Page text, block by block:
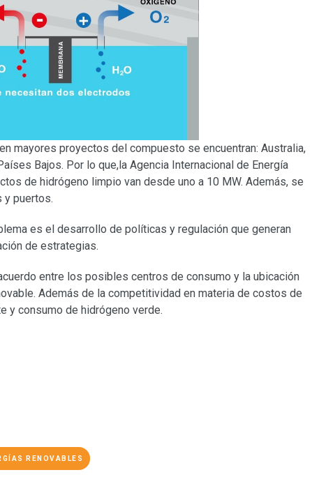
mayores proyectos del compuesto se encuentran: Australia,
Bajos. Por lo que,la Agencia Internacional de Energía
de hidrógeno limpio van desde uno a 10 MW. Además, se
y puertos.
es el desarrollo de políticas y regulación que generan
de estrategias.
entre los posibles centros de consumo y la ubicación
Además de la competitividad en materia de costos de
y consumo de hidrógeno verde.
RENOVABLES